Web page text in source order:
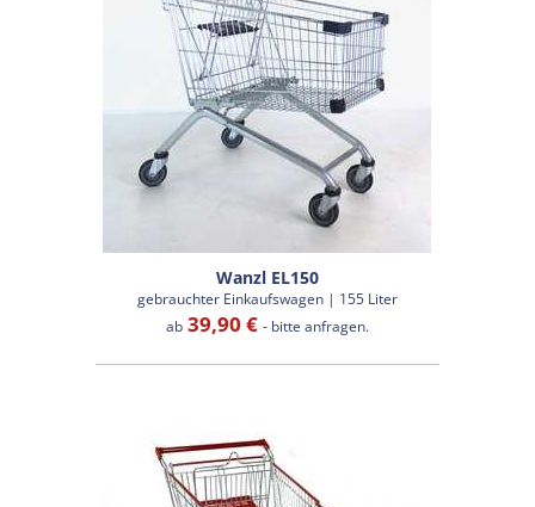
Wanzl EL150
gebrauchter Einkaufswagen | 155 Liter
ab39,90 € - bitte anfragen.